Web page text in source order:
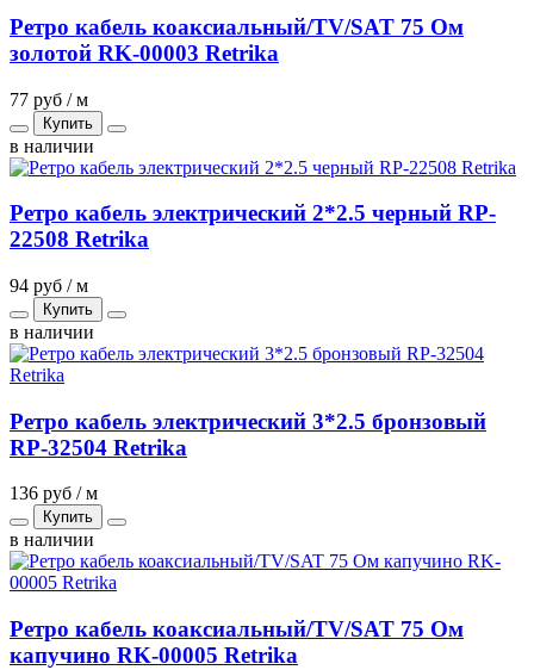
Ретро кабель коаксиальный/TV/SAT 75 Ом
золотой RK-00003 Retrika
77 руб / м
Купить
в наличии
Ретро кабель электрический 2*2.5 черный RP-
22508 Retrika
94 руб / м
Купить
в наличии
Ретро кабель электрический 3*2.5 бронзовый
RP-32504 Retrika
136 руб / м
Купить
в наличии
Ретро кабель коаксиальный/TV/SAT 75 Ом
капучино RK-00005 Retrika